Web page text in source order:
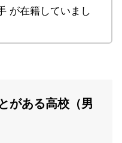
が在籍していまし
がある高校（男